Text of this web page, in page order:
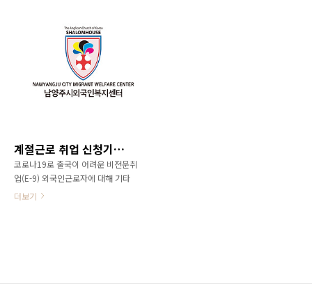
계절근로 취업 신청기간이 연장되었습니다.(9.30)
코로나19로 출국이 어려운 비전문취
업(E-9) 외국인근로자에 대해 기타
(G-1) 체류자격으로 일정기간 동안
더보기